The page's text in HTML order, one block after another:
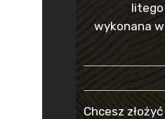
wykonana
Chcesz